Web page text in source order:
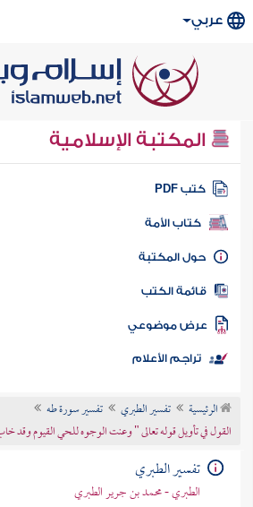
عربي
المكتبة الإسلامية
كتب PDF
كتاب الأمة
المكتبة
الكتب
موضوعي
تراجم الأعلام
الرئيسية تفسير الطبري
تفسير سورة طه
القول في تأويل قوله تعالى " وعنت الوجوه للحي القيوم وقد
تفسير الطبري
الطبري - محمد بن جرير الطبري